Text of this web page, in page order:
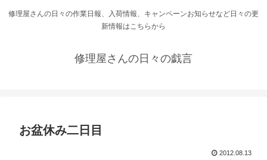
修理屋さんの日々の作業日報、入荷情報、キャンペーンお知らせなど日々の更
新情報はこちらから
修理屋さんの日々の戯言
お盆休み二日目
2012.08.13